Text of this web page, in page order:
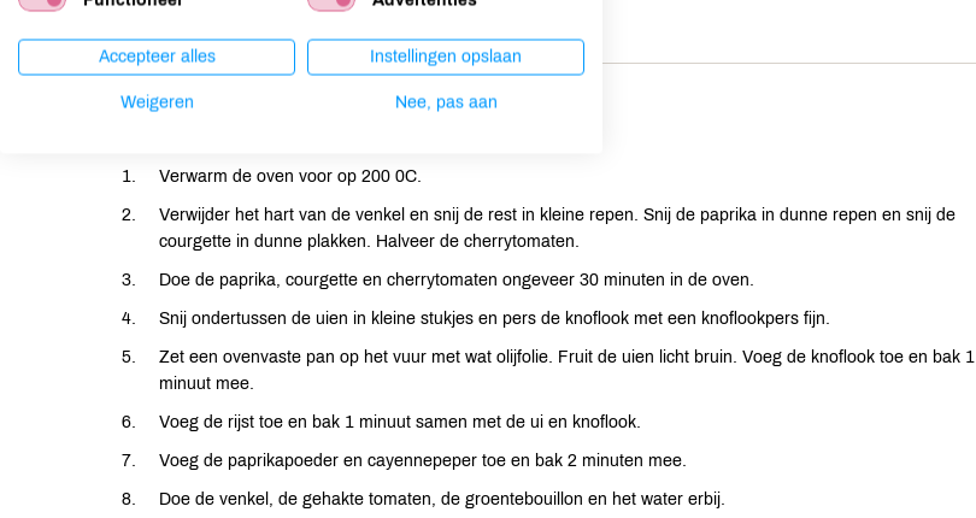
Bereiding
Verwarm de oven voor op 200 0C.
Verwijder het hart van de venkel en snij de rest in kleine repen. Snij de paprika in dunne repen en snij de
courgette in dunne plakken. Halveer de cherrytomaten.
Doe de paprika, courgette en cherrytomaten ongeveer 30 minuten in de oven.
Snij ondertussen de uien in kleine stukjes en pers de knoflook met een knoflookpers fijn.
Zet een ovenvaste pan op het vuur met wat olijfolie. Fruit de uien licht bruin. Voeg de knoflook toe en bak 1
minuut mee.
Voeg de rijst toe en bak 1 minuut samen met de ui en knoflook.
Voeg de paprikapoeder en cayennepeper toe en bak 2 minuten mee.
Doe de venkel, de gehakte tomaten, de groentebouillon en het water erbij.
Accepteer alles Instellingen opslaan
Weigeren Nee, pas aan